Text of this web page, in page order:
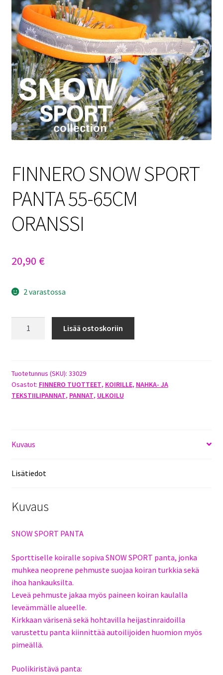
Sulo
Tietosuojaseloste
Toimitusehdot
Uutisia
FINNERO SNOW SPORT
PANTA 55-65CM
ORANSSI
20,90 €
2 varastossa
55-
65CM
ORANSSI
Lisää ostoskoriin
Tuotetunnus (SKU): 33029
Osastot: FINNERO TUOTTEET, KOIRILLE, NAHKA- JA
TEKSTIILIPANNAT, PANNAT, ULKOILU
Kuvaus
Lisätiedot
Kuvaus
SNOW SPORT PANTA
Sporttiselle koiralle sopiva SNOW SPORT panta, jonka
muhkea neoprene pehmuste suojaa koiran turkkia sekä
ihoa hankauksilta.
Leveä pehmuste jakaa myös paineen koiran kaulalla
leveämmälle alueelle.
Kirkkaan värisenä sekä hohtavilla heijastinraidoilla
varustettu panta kiinnittää autoilijoiden huomion myös
pimeällä.
Puolikiristävä panta: